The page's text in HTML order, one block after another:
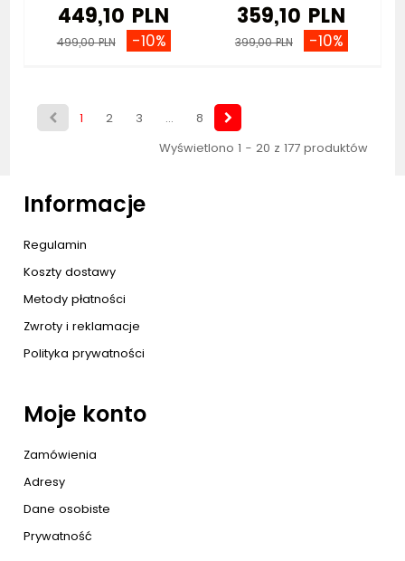
449,10 PLN
499,00 PLN -10%
359,10 PLN
399,00 PLN -10%
1 2 3 ...
8
Wyświetlono 1 - 20 z 177 produktów
Informacje
Regulamin
Koszty dostawy
Metody płatności
Zwroty i reklamacje
Polityka prywatności
Moje konto
Zamówienia
Adresy
Dane osobiste
Prywatność